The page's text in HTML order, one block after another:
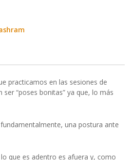
practicamos en las sesiones de
“poses bonitas” ya que, lo más
una postura ante
que es adentro es afuera y, como